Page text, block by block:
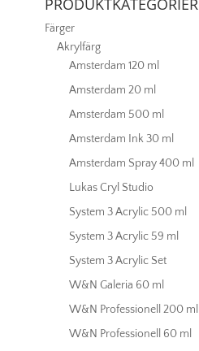
PRODUKTKATEGORIER
Färger
Akrylfärg
Amsterdam 120 ml
Amsterdam 20 ml
Amsterdam 500 ml
Amsterdam Ink 30 ml
Amsterdam Spray 400 ml
Lukas Cryl Studio
System 3 Acrylic 500 ml
System 3 Acrylic 59 ml
System 3 Acrylic Set
W&N Galeria 60 ml
W&N Professionell 200 ml
W&N Professionell 60 ml